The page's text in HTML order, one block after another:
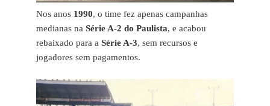
Nos anos 1990, o time fez apenas campanhas
medianas na Série A-2 do Paulista, e acabou
rebaixado para a Série A-3, sem recursos e
jogadores sem pagamentos.